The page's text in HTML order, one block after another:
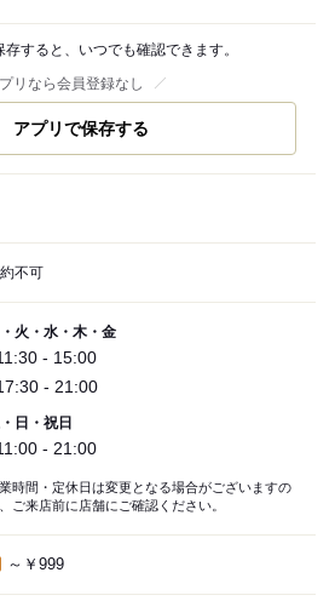
すると、いつでも確認できます。
リなら会員登録なし
アプリで保存する
不可
火・水・木・金
- 15:00
- 21:00
日・祝日
- 21:00
時間・定休日は変更となる場合がございますの
ご来店前に店舗にご確認ください。
～￥999